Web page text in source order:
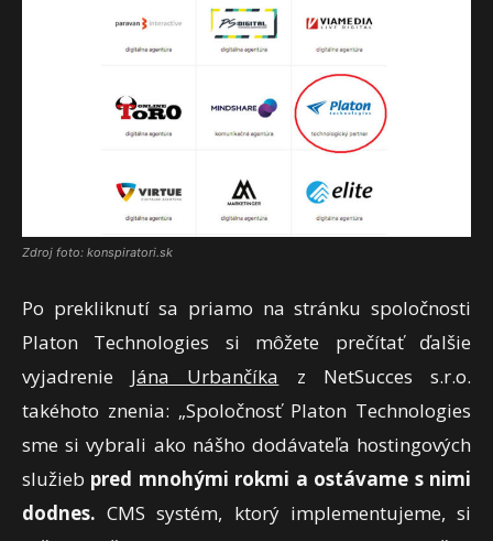
Zdroj foto: konspiratori.sk
Po prekliknutí sa priamo na stránku spoločnosti
Platon Technologies si môžete prečítať ďalšie
vyjadrenie Jána Urbančíka z NetSucces s.r.o.
takéhoto znenia: „Spoločnosť Platon Technologies
sme si vybrali ako nášho dodávateľa hostingových
služieb pred mnohými rokmi a ostávame s nimi
dodnes. CMS systém, ktorý implementujeme, si